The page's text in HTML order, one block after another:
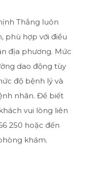
Thắng luôn
phù hợp với điều
địa phương. Mức
dao động tùy
độ bệnh lý và
nhân. Để biết
vui lòng liên
250 hoặc đến
khám.